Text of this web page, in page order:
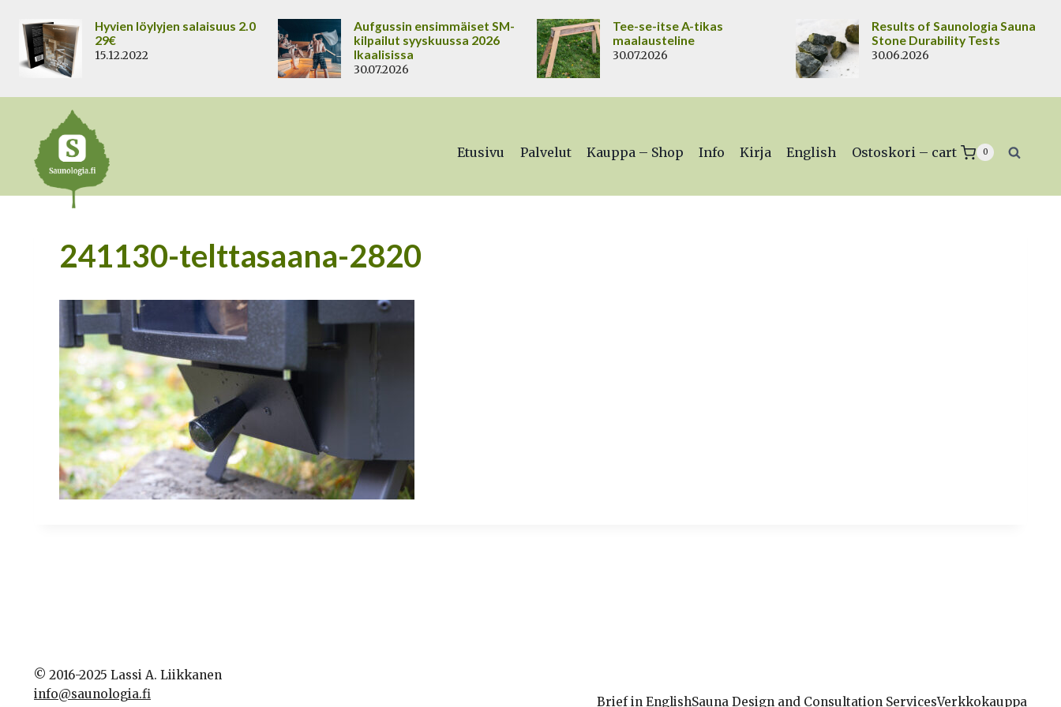
sisältöön
Hyvien löylyjen salaisuus 2.0
29€
15.12.2022
Aufgussin ensimmäiset SM-
kilpailut syyskuussa 2026
Ikaalisissa
30.07.2026
Tee-se-itse A-tikas
maalausteline
30.07.2026
Results of Saunologia Sauna
Stone Durability Tests
30.06.2026
Etusivu Palvelut Kauppa – Shop Info Kirja English Ostoskori – cart 0
241130-telttasaana-2820
© 2016-2025 Lassi A. Liikkanen
info@saunologia.fi
Brief in EnglishSauna Design and Consultation ServicesVerkkokauppa